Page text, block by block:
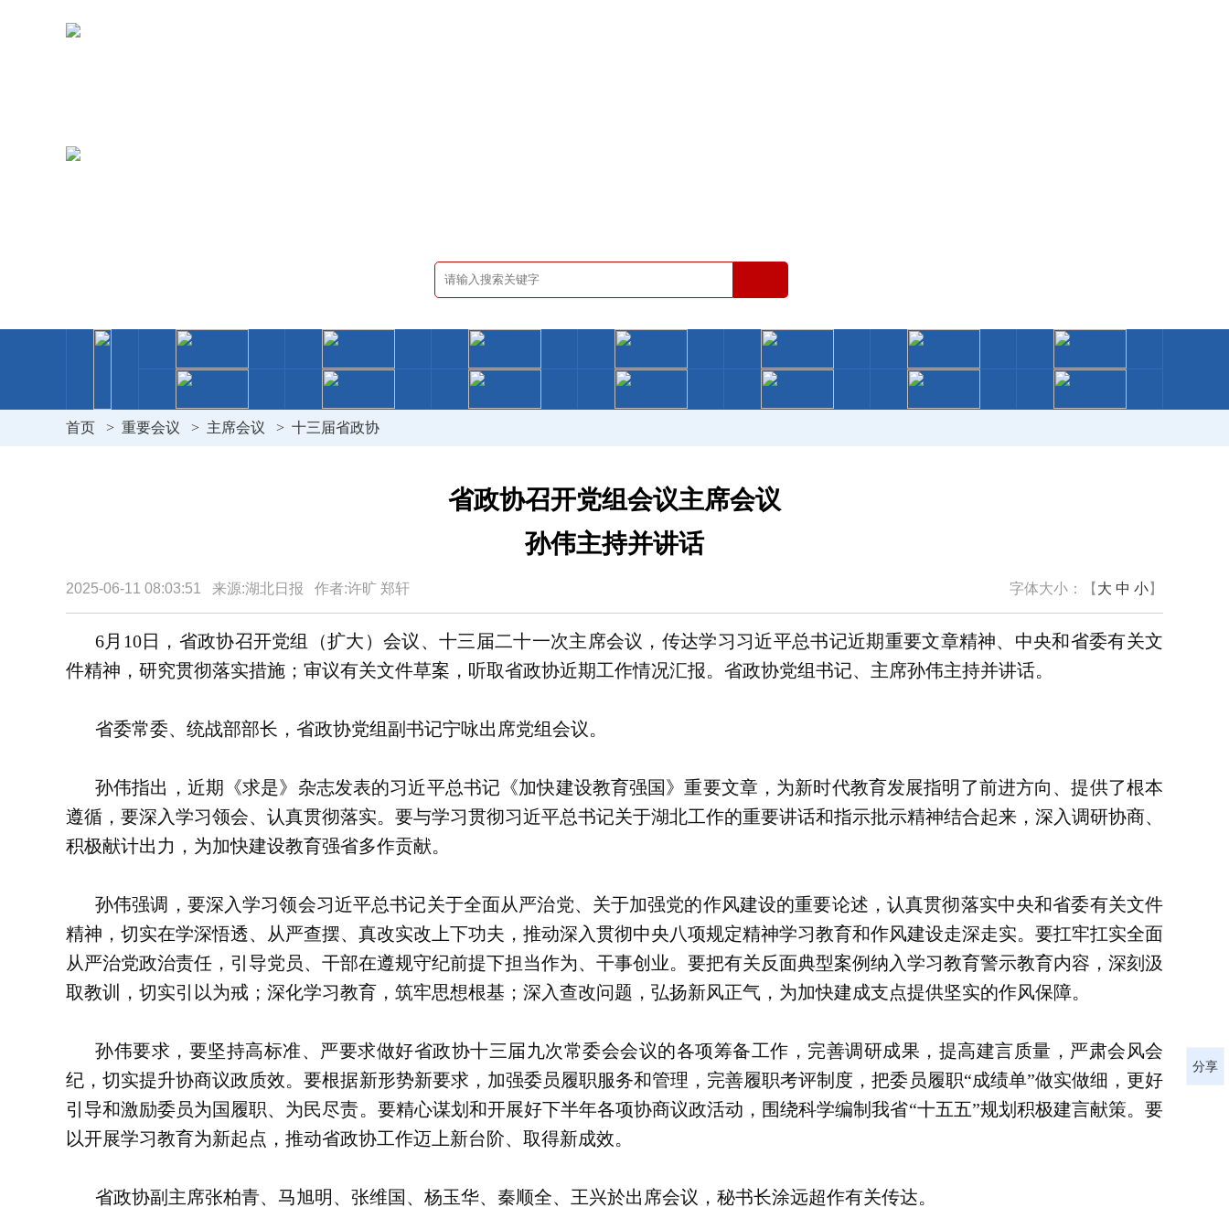
首页 > 重要会议 > 主席会议 > 十三届省政协
省政协召开党组会议主席会议
孙伟主持并讲话
2025-06-11 08:03:51 来源:湖北日报 作者:许旷 郑轩 字体大小：【 大 中 小】
6月10日，省政协召开党组（扩大）会议、十三届二十一次主席会议，传达学习习近平总书记近期重要文章精神、中央和省委有关文
件精神，研究贯彻落实措施；审议有关文件草案，听取省政协近期工作情况汇报。省政协党组书记、主席孙伟主持并讲话。
省委常委、统战部部长，省政协党组副书记宁咏出席党组会议。
孙伟指出，近期《求是》杂志发表的习近平总书记《加快建设教育强国》重要文章，为新时代教育发展指明了前进方向、提供了根本
遵循，要深入学习领会、认真贯彻落实。要与学习贯彻习近平总书记关于湖北工作的重要讲话和指示批示精神结合起来，深入调研协商、
积极献计出力，为加快建设教育强省多作贡献。
孙伟强调，要深入学习领会习近平总书记关于全面从严治党、关于加强党的作风建设的重要论述，认真贯彻落实中央和省委有关文件
精神，切实在学深悟透、从严查摆、真改实改上下功夫，推动深入贯彻中央八项规定精神学习教育和作风建设走深走实。要扛牢扛实全面
从严治党政治责任，引导党员、干部在遵规守纪前提下担当作为、干事创业。要把有关反面典型案例纳入学习教育警示教育内容，深刻汲
取教训，切实引以为戒；深化学习教育，筑牢思想根基；深入查改问题，弘扬新风正气，为加快建成支点提供坚实的作风保障。
孙伟要求，要坚持高标准、严要求做好省政协十三届九次常委会会议的各项筹备工作，完善调研成果，提高建言质量，严肃会风会
纪，切实提升协商议政质效。要根据新形势新要求，加强委员履职服务和管理，完善履职考评制度，把委员履职“成绩单”做实做细，更好
引导和激励委员为国履职、为民尽责。要精心谋划和开展好下半年各项协商议政活动，围绕科学编制我省“十五五”规划积极建言献策。要
以开展学习教育为新起点，推动省政协工作迈上新台阶、取得新成效。
省政协副主席张柏青、马旭明、张维国、杨玉华、秦顺全、王兴於出席会议，秘书长涂远超作有关传达。
分享